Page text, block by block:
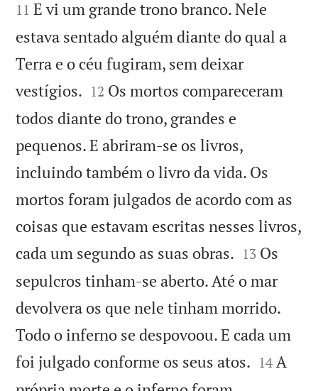


11 E vi um grande trono branco. Nele
estava sentado alguém diante do qual a
Terra e o céu fugiram, sem deixar
vestígios. 

12 Os mortos compareceram
todos diante do trono, grandes e
pequenos. E abriram-se os livros,
incluindo também o livro da vida. Os
mortos foram julgados de acordo com as
coisas que estavam escritas nesses livros,
cada um segundo as suas obras. 

13 Os
sepulcros tinham-se aberto. Até o mar
devolvera os que nele tinham morrido.
Todo o inferno se despovoou. E cada um
foi julgado conforme os seus atos. 

14 A